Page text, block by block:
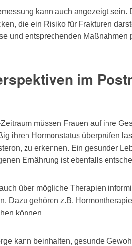
kann auch angezeigt sein.
die ein Risiko für Frakturen
und entsprechenden Maßnahmen
im
Zeitraum müssen Frauen auf ihre
ihren Hormonstatus überprüfen
zu erkennen. Ein gesunder
Ernährung ist ebenfalls
über mögliche Therapien
Dazu gehören z.B.
können.
kann beinhalten, gesunde